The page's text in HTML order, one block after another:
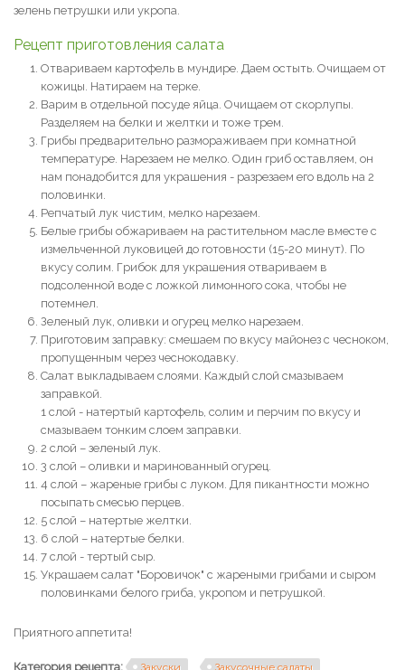
зелень петрушки или укропа.
Рецепт приготовления салата
Отвариваем картофель в мундире. Даем остыть. Очищаем от
кожицы. Натираем на терке.
Варим в отдельной посуде яйца. Очищаем от скорлупы.
Разделяем на белки и желтки и тоже трем.
Грибы предварительно размораживаем при комнатной
температуре. Нарезаем не мелко. Один гриб оставляем, он
нам понадобится для украшения - разрезаем его вдоль на 2
половинки.
Репчатый лук чистим, мелко нарезаем.
Белые грибы обжариваем на растительном масле вместе с
измельченной луковицей до готовности (15-20 минут). По
вкусу солим. Грибок для украшения отвариваем в
подсоленной воде с ложкой лимонного сока, чтобы не
потемнел.
Зеленый лук, оливки и огурец мелко нарезаем.
Приготовим заправку: смешаем по вкусу майонез с чесноком,
пропущенным через чеснокодавку.
Салат выкладываем слоями. Каждый слой смазываем
заправкой.
1 слой - натертый картофель, солим и перчим по вкусу и
смазываем тонким слоем заправки.
2 слой – зеленый лук.
3 слой – оливки и маринованный огурец.
4 слой – жареные грибы с луком. Для пикантности можно
посыпать смесью перцев.
5 слой – натертые желтки.
6 слой – натертые белки.
7 слой - тертый сыр.
Украшаем салат "Боровичок" с жареными грибами и сыром
половинками белого гриба, укропом и петрушкой.
Приятного аппетита!
Категория рецепта: Закуски
Закусочные салаты